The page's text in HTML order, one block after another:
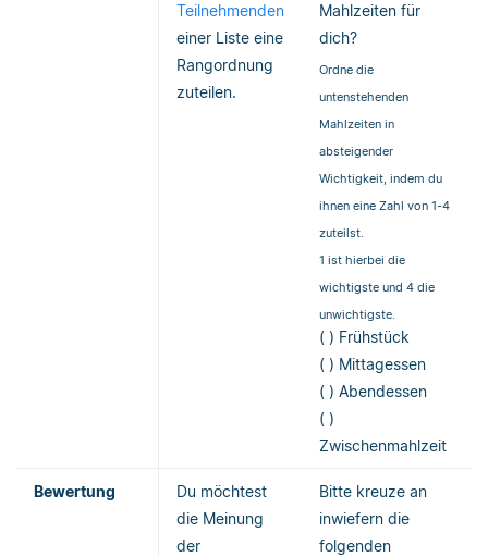
Teilnehmenden
einer Liste eine
Rangordnung
zuteilen.
Mahlzeiten für
dich?
Ordne die
untenstehenden
Mahlzeiten in
absteigender
Wichtigkeit, indem du
ihnen eine Zahl von 1-4
zuteilst.
1 ist hierbei die
wichtigste und 4 die
unwichtigste.
( ) Frühstück
( ) Mittagessen
( ) Abendessen
( )
Zwischenmahlzeit
Bewertung
Du möchtest
die Meinung
der
Bitte kreuze an
inwiefern die
folgenden